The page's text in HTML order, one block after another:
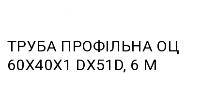
ТРУБА ПРОФІЛЬНА ОЦ
60X40X1 DX51D, 6 М